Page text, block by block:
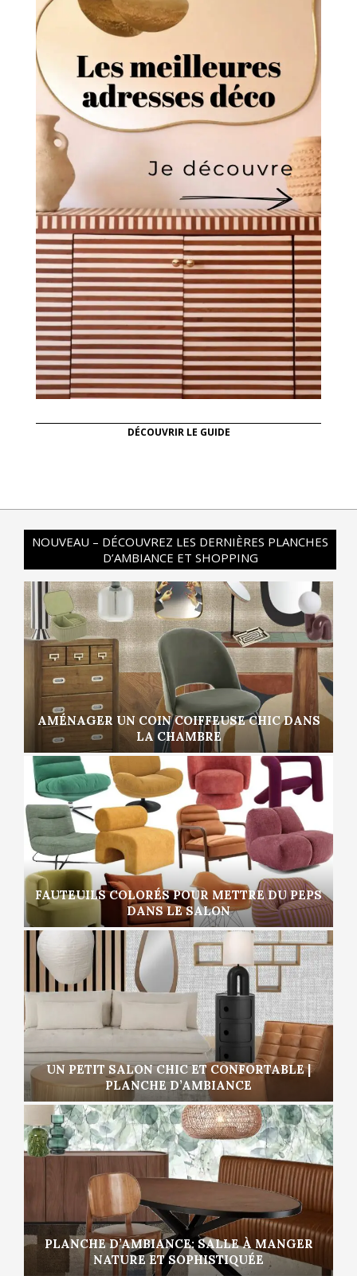
DÉCOUVRIR LE GUIDE
NOUVEAU – DÉCOUVREZ LES DERNIÈRES PLANCHES
D’AMBIANCE ET SHOPPING
AMÉNAGER UN COIN COIFFEUSE CHIC DANS
LA CHAMBRE
FAUTEUILS COLORÉS POUR METTRE DU PEPS
DANS LE SALON
UN PETIT SALON CHIC ET CONFORTABLE |
PLANCHE D’AMBIANCE
PLANCHE D’AMBIANCE: SALLE À MANGER
NATURE ET SOPHISTIQUÉE